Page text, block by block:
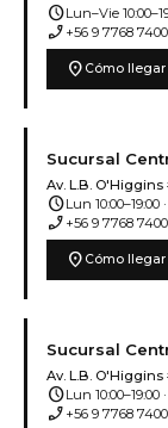
scheduleLun–Vie
phone_enabled +56 9 7768 7400
location_on Cómo llegar
Sucursal
Av. L.B. O'Higgins
scheduleLun 10:00–19:00
phone_enabled +56 9 7768 7400
location_on Cómo llegar
Sucursal
Av. L.B. O'Higgins
scheduleLun 10:00–19:00
phone_enabled +56 9 7768 7400